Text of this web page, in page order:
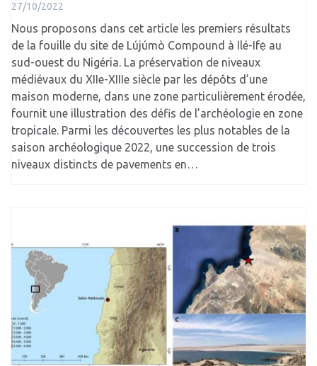
27/10/2022
Nous proposons dans cet article les premiers résultats
de la fouille du site de Lújúmò Compound à Ilé-Ifẹ̀ au
sud-ouest du Nigéria. La préservation de niveaux
médiévaux du XIIe-XIIIe siècle par les dépôts d’une
maison moderne, dans une zone particulièrement érodée,
fournit une illustration des défis de l’archéologie en zone
tropicale. Parmi les découvertes les plus notables de la
saison archéologique 2022, une succession de trois
niveaux distincts de pavements en…